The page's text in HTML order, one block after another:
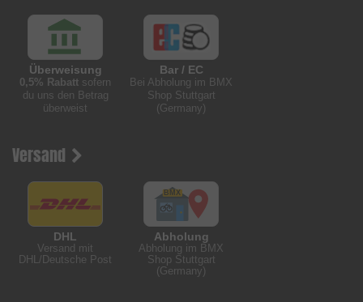
Überweisung
0,5% Rabatt sofern
du uns den Betrag
überweist
Bar / EC
Bei Abholung im BMX
Shop Stuttgart
(Germany)
Versand
DHL
Versand mit
DHL/Deutsche Post
Abholung
Abholung im BMX
Shop Stuttgart
(Germany)